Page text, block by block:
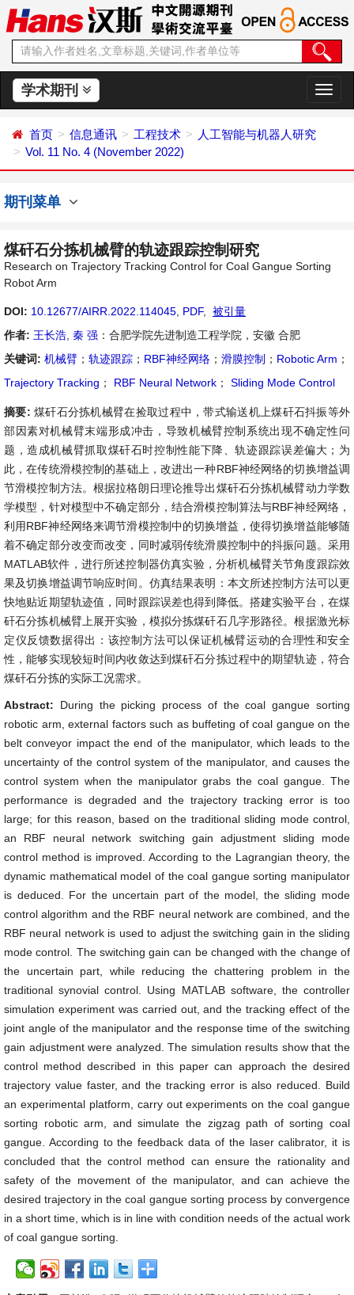
学术期刊
切
换
首页 信息通讯 工程技术
人工智能与机器人研究
Vol. 11 No. 4 (November 2022)
期刊菜单
煤矸石分拣机械臂的轨迹跟踪控制研究
Research on Trajectory Tracking Control for Coal Gangue Sorting
Robot Arm
DOI: 10.12677/AIRR.2022.114045 PDF,
被引量
作者: 王长浩 秦 强 ：合肥学院先进制造工程学院，安徽 合肥
关键词: 机械臂 ； 轨迹跟踪 ； RBF神经网络 ； 滑膜控制 ； Robotic Arm ；
Trajectory Tracking ； RBF Neural Network ； Sliding Mode Control
摘要: 煤矸石分拣机械臂在捡取过程中，带式输送机上煤矸石抖振等外
部因素对机械臂末端形成冲击，导致机械臂控制系统出现不确定性问
题，造成机械臂抓取煤矸石时控制性能下降、轨迹跟踪误差偏大；为
此，在传统滑模控制的基础上，改进出一种RBF神经网络的切换增益调
节滑模控制方法。根据拉格朗日理论推导出煤矸石分拣机械臂动力学数
学模型，针对模型中不确定部分，结合滑模控制算法与RBF神经网络，
利用RBF神经网络来调节滑模控制中的切换增益，使得切换增益能够随
着不确定部分改变而改变，同时减弱传统滑膜控制中的抖振问题。采用
MATLAB软件，进行所述控制器仿真实验，分析机械臂关节角度跟踪效
果及切换增益调节响应时间。仿真结果表明：本文所述控制方法可以更
快地贴近期望轨迹值，同时跟踪误差也得到降低。搭建实验平台，在煤
矸石分拣机械臂上展开实验，模拟分拣煤矸石几字形路径。根据激光标
定仪反馈数据得出：该控制方法可以保证机械臂运动的合理性和安全
性，能够实现较短时间内收敛达到煤矸石分拣过程中的期望轨迹，符合
煤矸石分拣的实际工况需求。
Abstract: During the picking process of the coal gangue sorting
robotic arm, external factors such as buffeting of coal gangue on the
belt conveyor impact the end of the manipulator, which leads to the
uncertainty of the control system of the manipulator, and causes the
control system when the manipulator grabs the coal gangue. The
performance is degraded and the trajectory tracking error is too
large; for this reason, based on the traditional sliding mode control,
an RBF neural network switching gain adjustment sliding mode
control method is improved. According to the Lagrangian theory, the
dynamic mathematical model of the coal gangue sorting manipulator
is deduced. For the uncertain part of the model, the sliding mode
control algorithm and the RBF neural network are combined, and the
RBF neural network is used to adjust the switching gain in the sliding
mode control. The switching gain can be changed with the change of
the uncertain part, while reducing the chattering problem in the
traditional synovial control. Using MATLAB software, the controller
simulation experiment was carried out, and the tracking effect of the
joint angle of the manipulator and the response time of the switching
gain adjustment were analyzed. The simulation results show that the
control method described in this paper can approach the desired
trajectory value faster, and the tracking error is also reduced. Build
an experimental platform, carry out experiments on the coal gangue
sorting robotic arm, and simulate the zigzag path of sorting coal
gangue. According to the feedback data of the laser calibrator, it is
concluded that the control method can ensure the rationality and
safety of the movement of the manipulator, and can achieve the
desired trajectory in the coal gangue sorting process by convergence
in a short time, which is in line with condition needs of the actual work
of coal gangue sorting.